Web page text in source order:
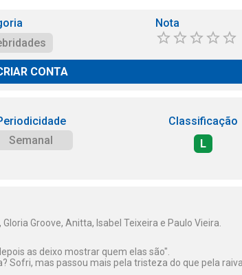
Nota
CONTA
Semanal
Classificação
L
Groove, Anitta, Isabel Teixeira e Paulo Vieira.
as deixo mostrar quem elas são".
Sofri, mas passou mais pela tristeza do que pela